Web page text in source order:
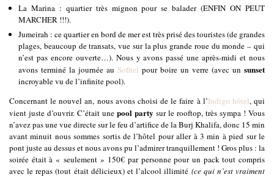
La Marina : quartier très mignon pour se balader (ENFIN ON PEUT
MARCHER !!!).
Jumeirah : ce quartier en bord de mer est très prisé des touristes (de grandes
plages, beaucoup de transats, vue sur la plus grande roue du monde – qui
n’est pas encore ouverte…). Nous y avons passé une après-midi et nous
avons terminé la journée au Sofitel pour boire un verre (avec un sunset
incroyable vu de l’infinite pool).
Concernant le nouvel an, nous avons choisi de le faire à l’Indigo hôtel, qui
vient juste d’ouvrir. C’était une pool party sur le rooftop, très sympa ! Vous
n’avez pas une vue directe sur le feu d’artifice de la Burj Khalifa, donc 15 min
avant minuit nous sommes sortis de l’hôtel pour aller à 3 min à pied sur le
pont juste au dessus et nous avons pu l’admirer tranquillement ! Gros plus : la
soirée était à « seulement » 150€ par personne pour un pack tout compris
avec le repas (tout était délicieux) et l’alcool illimité (ce qui n’est vraiment